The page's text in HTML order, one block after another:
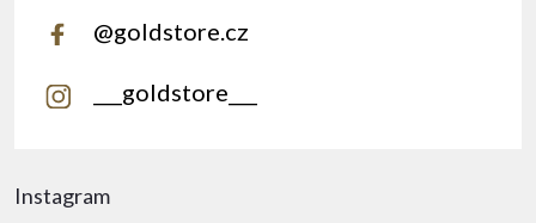
Instagram
@goldstore.cz
___goldstore___